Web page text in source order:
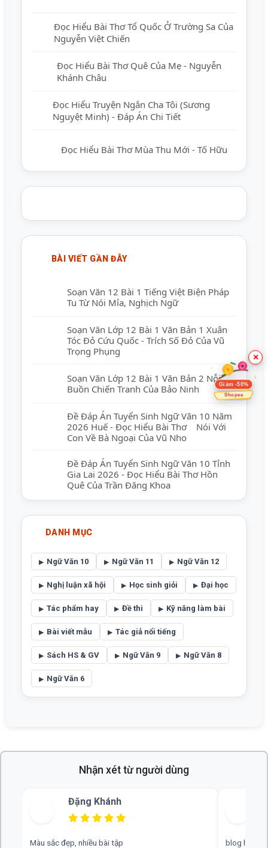
Đọc Hiểu Bài Thơ Tổ Quốc Ở Trường Sa
Của Nguyễn Việt Chiến
Đọc Hiểu Bài Thơ Quê Của Mẹ - Nguyễn
Khánh Châu
Đọc Hiểu Truyện Ngắn Cha Tôi (Sương
Nguyệt Minh) - Đáp Án Chi Tiết
Đọc Hiểu Bài Thơ Mùa Thu Mới - Tố Hữu
BÀI VIẾT GẦN ĐÂY
Soạn Văn 12 Bài 1 Tiếng Việt Biện Pháp
Tu Từ Nói Mỉa, Nghịch Ngữ
Soạn Văn Lớp 12 Bài 1 Văn Bản 1 Xuân
Tóc Đỏ Cứu Quốc - Trích Số Đỏ Của Vũ
Trọng Phụng
Soạn Văn Lớp 12 Bài 1 Văn Bản 2 Nỗi
Buồn Chiến Tranh Của Bảo Ninh
Đề Đáp Án Tuyển Sinh Ngữ Văn 10 Năm
2026 Huế - Đọc Hiểu Bài Thơ Nói Với
Con Về Bà Ngoại Của Vũ Nho
Đề Đáp Án Tuyển Sinh Ngữ Văn 10 Tỉnh
Gia Lai 2026 - Đọc Hiểu Bài Thơ Hồn
Quê Của Trần Đăng Khoa
DANH MỤC
Ngữ Văn 10 Ngữ Văn 11 Ngữ Văn 12
Nghị luận xã hội Học sinh giỏi Đại học
Tác phẩm hay Đề thi Kỹ năng làm bài
Bài viết mẫu Tác giả nổi tiếng
Sách HS & GV Ngữ Văn 9 Ngữ Văn 8
Ngữ Văn 6
Nhận xét từ người dùng
Bùi Thu
blog hay, chuyên nghiệp, rất mong nhiều đáp án hơn web hay,
×
Giảm -50%
Shopee